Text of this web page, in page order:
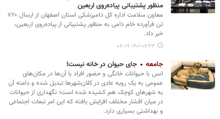
منظور پشتیبانی پیاده‌روی اربعین
معاون سلامت اداره کل دامپزشکی استان اصفهان از ارسال ۷۲۰
تن فرآورده خام دامی به منظور پشتیبانی از پیاده‌روی اربعین،
خبر داد.
۱۴۰۱-۰۶-۲۳ ۰۸:۰۹
جامعه جای حیوان در خانه نیست!
انس با حیوانات خانگی و حضور افراد با آن‌ها در مکان‌های
عمومی به یک رویه عادی در کلان‌شهرها تبدیل شده و دامنه آن
به شهرهای کوچک‌ هم کشیده شده است؛ نگهداری از حیوانات
در میان اقشار مختلف افزایش یافته که این امر تبعات اجتماعی
و بهداشتی بسیاری دارد.